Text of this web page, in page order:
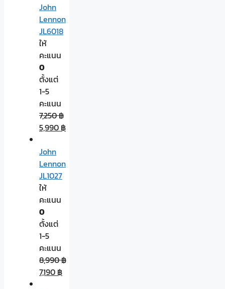
John
Lennon
JL6018
ให้
คะแนน
0
ตั้งแต่
1-5
คะแนน
7,250฿
5,990 ฿
John
Lennon
JL1027
ให้
คะแนน
0
ตั้งแต่
1-5
คะแนน
8,990฿
7,190 ฿